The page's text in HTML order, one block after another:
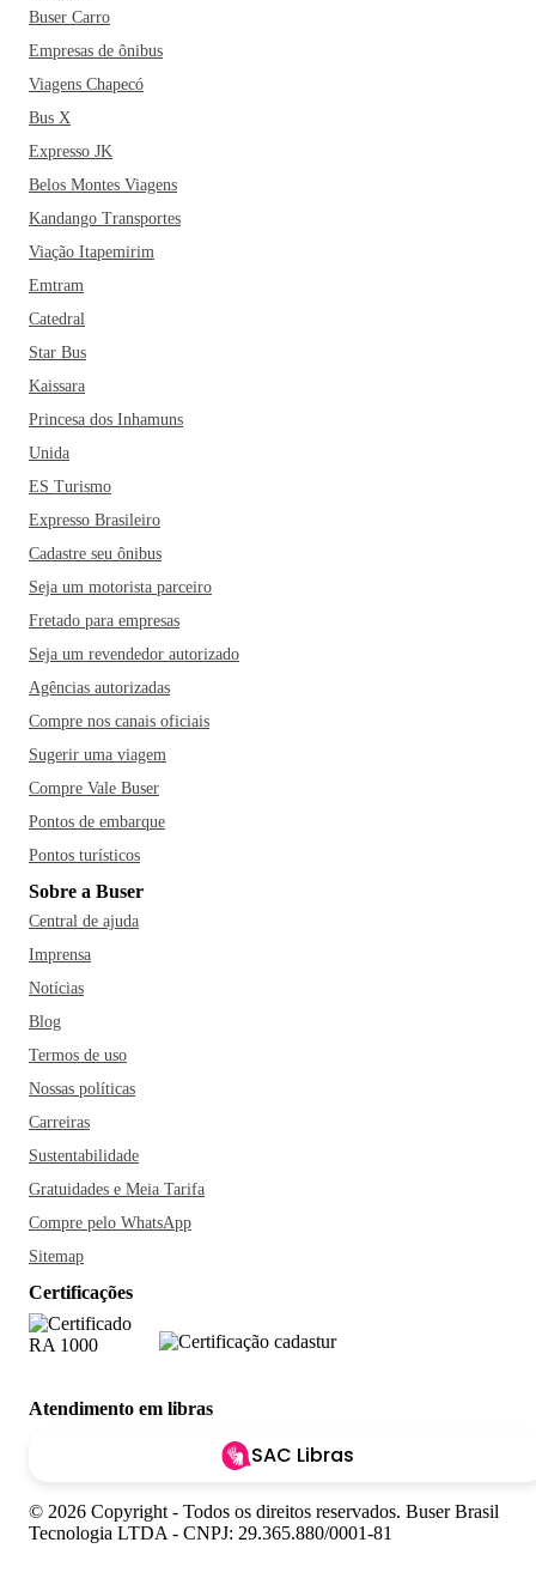
Buser Carro
Empresas de ônibus
Viagens Chapecó
Bus X
Expresso JK
Belos Montes Viagens
Kandango Transportes
Viação Itapemirim
Emtram
Catedral
Star Bus
Kaissara
Princesa dos Inhamuns
Unida
ES Turismo
Expresso Brasileiro
Cadastre seu ônibus
Seja um motorista parceiro
Fretado para empresas
Seja um revendedor autorizado
Agências autorizadas
Compre nos canais oficiais
Sugerir uma viagem
Compre Vale Buser
Pontos de embarque
Pontos turísticos
Sobre a Buser
Central de ajuda
Imprensa
Notícias
Blog
Termos de uso
Nossas políticas
Carreiras
Sustentabilidade
Gratuidades e Meia Tarifa
Compre pelo WhatsApp
Sitemap
Certificações
Atendimento em libras
SAC Libras
© 2026 Copyright - Todos os direitos reservados. Buser Brasil
Tecnologia LTDA - CNPJ: 29.365.880/0001-81